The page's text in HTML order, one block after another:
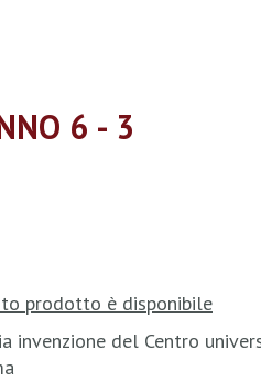
6 - 3
prodotto è disponibile
invenzione del Centro